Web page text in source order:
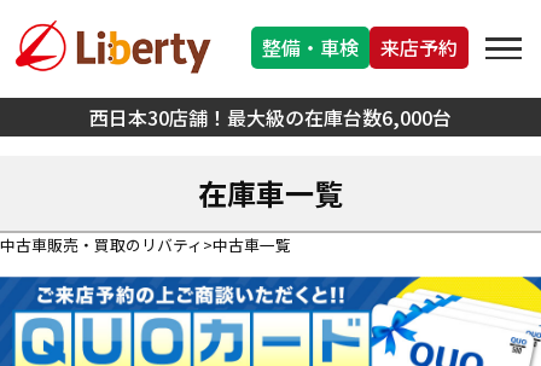
西日本30店舗！最大級の在庫台数6,000台
整備・車検 来店予約
在庫車一覧
中古車販売・買取のリバティ 中古車一覧